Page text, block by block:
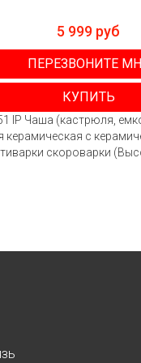
5 999 руб
ПЕРЕЗВОНИТЕ
КУПИТЬ
IP Чаша (кастрюля,
керамическая с
скороварки